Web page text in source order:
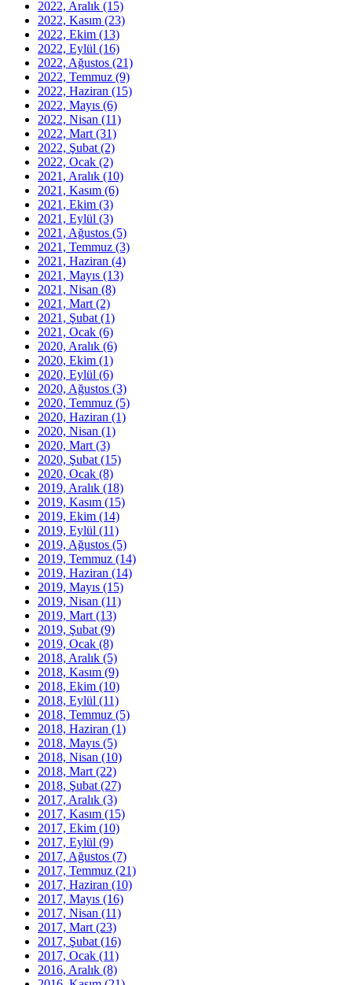
2022, Aralık (15)
2022, Kasım (23)
2022, Ekim (13)
2022, Eylül (16)
2022, Ağustos (21)
2022, Temmuz (9)
2022, Haziran (15)
2022, Mayıs (6)
2022, Nisan (11)
2022, Mart (31)
2022, Şubat (2)
2022, Ocak (2)
2021, Aralık (10)
2021, Kasım (6)
2021, Ekim (3)
2021, Eylül (3)
2021, Ağustos (5)
2021, Temmuz (3)
2021, Haziran (4)
2021, Mayıs (13)
2021, Nisan (8)
2021, Mart (2)
2021, Şubat (1)
2021, Ocak (6)
2020, Aralık (6)
2020, Ekim (1)
2020, Eylül (6)
2020, Ağustos (3)
2020, Temmuz (5)
2020, Haziran (1)
2020, Nisan (1)
2020, Mart (3)
2020, Şubat (15)
2020, Ocak (8)
2019, Aralık (18)
2019, Kasım (15)
2019, Ekim (14)
2019, Eylül (11)
2019, Ağustos (5)
2019, Temmuz (14)
2019, Haziran (14)
2019, Mayıs (15)
2019, Nisan (11)
2019, Mart (13)
2019, Şubat (9)
2019, Ocak (8)
2018, Aralık (5)
2018, Kasım (9)
2018, Ekim (10)
2018, Eylül (11)
2018, Temmuz (5)
2018, Haziran (1)
2018, Mayıs (5)
2018, Nisan (10)
2018, Mart (22)
2018, Şubat (27)
2017, Aralık (3)
2017, Kasım (15)
2017, Ekim (10)
2017, Eylül (9)
2017, Ağustos (7)
2017, Temmuz (21)
2017, Haziran (10)
2017, Mayıs (16)
2017, Nisan (11)
2017, Mart (23)
2017, Şubat (16)
2017, Ocak (11)
2016, Aralık (8)